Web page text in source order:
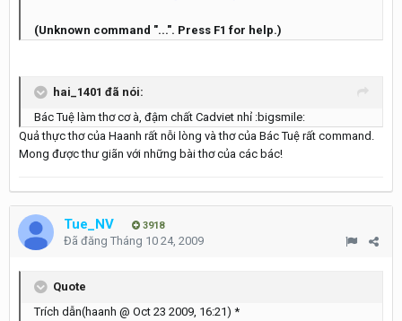
(Unknown command "...". Press F1 for help.)
hai_1401 đã nói:
Bác Tuệ làm thơ cơ à, đậm chất Cadviet nhỉ :bigsmile:
Quả thực thơ của Haanh rất nỗi lòng và thơ của Bác Tuệ rất command.
Mong được thư giãn với những bài thơ của các bác!
Tue_NV 3918
Đã đăng Tháng 10 24, 2009
Quote
Trích dẫn(haanh @ Oct 23 2009, 16:21) *